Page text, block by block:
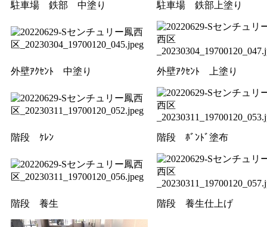
駐車場 鉄部 中塗り 駐車場 鉄部上塗り
外壁ｱｸｾﾝﾄ 中塗り 外壁ｱｸｾﾝﾄ 上塗り
階段 ｹﾚﾝ 階段 ﾎﾞﾝﾄﾞ塗布
階段 養生 階段 養生仕上げ